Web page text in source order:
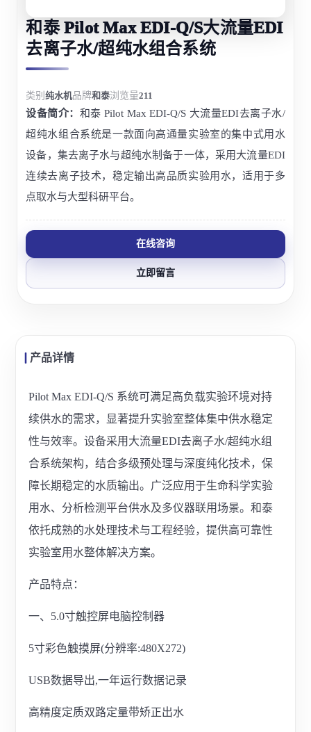
和泰 Pilot Max EDI-Q/S大流量EDI
去离子水/超纯水组合系统
类别纯水机品牌和泰浏览量211
设备简介： 和泰 Pilot Max EDI-Q/S 大流量EDI去离子水/
超纯水组合系统是一款面向高通量实验室的集中式用水
设备，集去离子水与超纯水制备于一体，采用大流量EDI
连续去离子技术，稳定输出高品质实验用水，适用于多
点取水与大型科研平台。
在线咨询
立即留言
产品详情
Pilot Max EDI-Q/S 系统可满足高负载实验环境对持
续供水的需求，显著提升实验室整体集中供水稳定
性与效率。设备采用大流量EDI去离子水/超纯水组
合系统架构，结合多级预处理与深度纯化技术，保
障长期稳定的水质输出。广泛应用于生命科学实验
用水、分析检测平台供水及多仪器联用场景。和泰
依托成熟的水处理技术与工程经验，提供高可靠性
实验室用水整体解决方案。
产品特点：
一、5.0寸触控屏电脑控制器
5寸彩色触摸屏(分辨率:480X272)
USB数据导出,一年运行数据记录
高精度定质双路定量带矫正出水